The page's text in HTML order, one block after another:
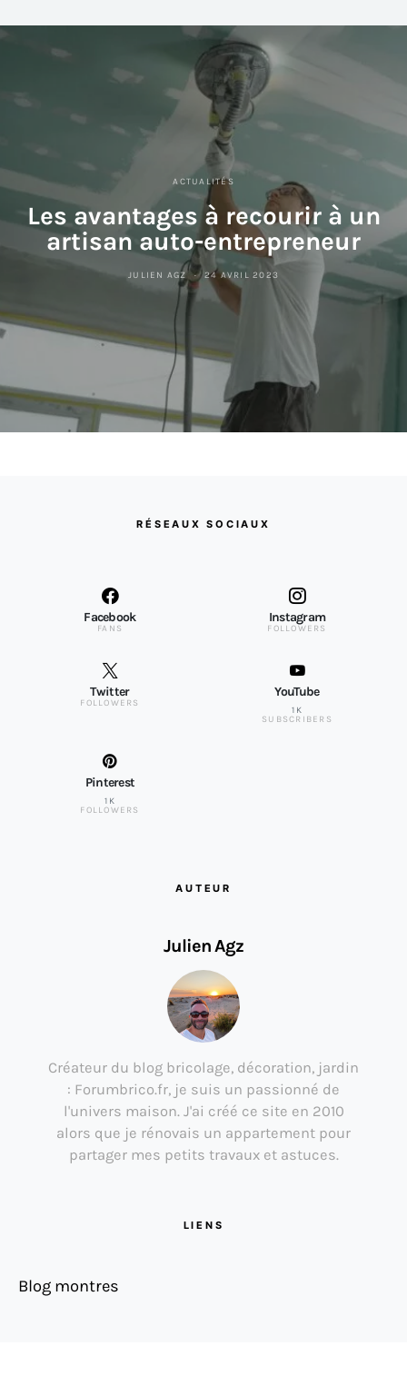
ACTUALITÉS
Les avantages à recourir à un
artisan auto-entrepreneur
JULIEN AGZ 24 AVRIL 2023
RÉSEAUX SOCIAUX
Facebook
FANS
Instagram
FOLLOWERS
Twitter
FOLLOWERS
YouTube
1K
SUBSCRIBERS
Pinterest
1K
FOLLOWERS
AUTEUR
Julien Agz
Créateur du blog bricolage, décoration, jardin
: Forumbrico.fr, je suis un passionné de
l'univers maison. J'ai créé ce site en 2010
alors que je rénovais un appartement pour
partager mes petits travaux et astuces.
LIENS
Blog montres